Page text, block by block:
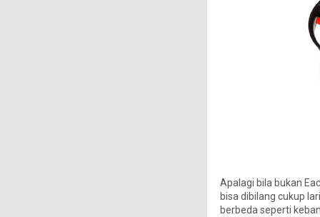
Apalagi bila bukan
bisa dibilang cukup
berbeda seperti